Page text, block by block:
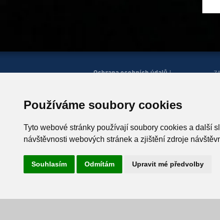
Používáme soubory cookies
Tyto webové stránky používají soubory cookies a další
návštěvnosti webových stránek a zjištění zdroje
Souhlasím Odmítám Upravit mé předvolby
Ochrana osobních údajů|
543 51 Špindlerův Mlýn 260,
T +420 499 433 230
Vyrobil Simopt, s.r.o., 2026